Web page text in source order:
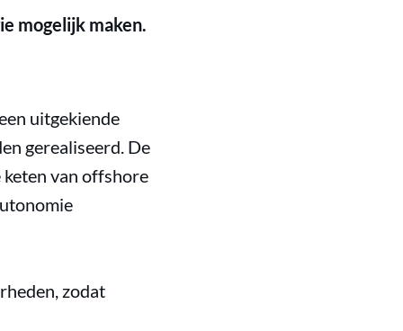
mogelijk maken.
uitgekiende
gerealiseerd. De
van offshore
zodat